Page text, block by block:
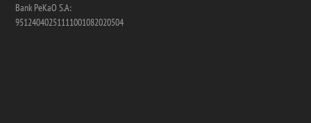
Bank PeKaO S.A:
95124040251111001082020504